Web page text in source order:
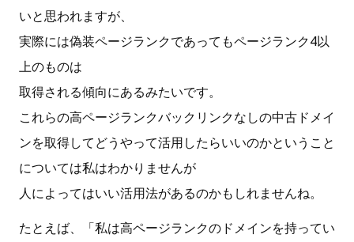
いと思われますが、
実際には偽装ページランクであってもページランク4以
上のものは
取得される傾向にあるみたいです。
これらの高ページランクバックリンクなしの中古ドメイ
ンを取得してどうやって活用したらいいのかということ
については私はわかりませんが
人によってはいい活用法があるのかもしれませんね。
たとえば、「私は高ページランクのドメインを持ってい